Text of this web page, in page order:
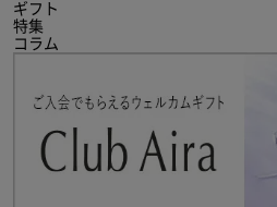
ギフト
特集
コラム